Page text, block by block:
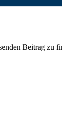
Beitrag zu